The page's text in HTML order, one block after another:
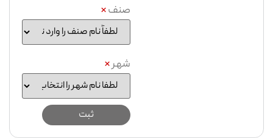
صنف*
شهر*